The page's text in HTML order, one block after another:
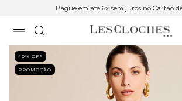
Pague em até 6x sem juros no Cartão
40% OFF
PROMOÇÃO